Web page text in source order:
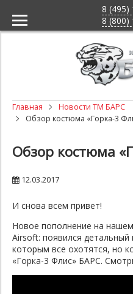
8 (495)
8 (800)
Главная
Новости ТМ БАРС
Обзор костюма «Горка-3
Обзор костюма
12.03.2017
И снова всем привет!
Новое пополнение на
Airsoft: появился
которым все охотятся, но
«Горка-3 Флис» БАРС.